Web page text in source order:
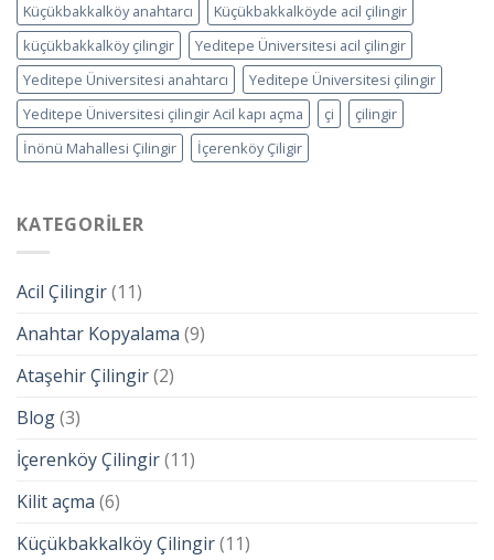
Küçükbakkalköy anahtarcı
Küçükbakkalköyde acil çilingir
küçükbakkalköy çilingir
Yeditepe Üniversitesi acil çilingir
Yeditepe Üniversitesi anahtarcı
Yeditepe Üniversitesi çilingir
Yeditepe Üniversitesi çilingir Acil kapı açma
çi
çilingir
İnönü Mahallesi Çilingir
İçerenköy Çiligir
KATEGORILER
Acil Çilingir(11)
Anahtar Kopyalama (9)
Ataşehir Çilingir(2)
Blog(3)
İçerenköy Çilingir(11)
Kilit açma (6)
Küçükbakkalköy Çilingir(11)